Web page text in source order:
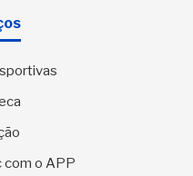
com o APP